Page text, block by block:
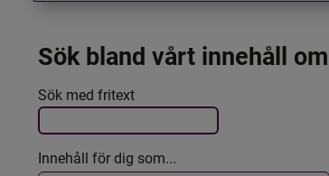
Sök bland vårt innehåll
Filtrera resultatet
Det här formuläret postas automatiskt
Sök med fritext
Innehåll för dig som...